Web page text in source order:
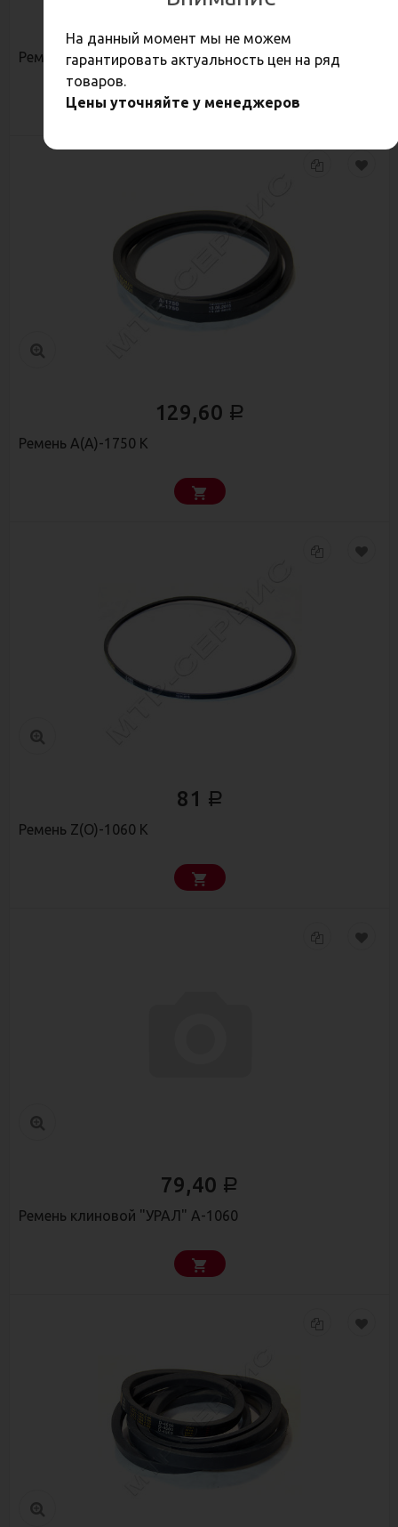
Ремень А(А)-1080 К
129,60 Р
Ремень А(А)-1750 К
81 Р
Ремень Z(О)-1060 К
79,40 Р
Ремень клиновой "УРАЛ" А-1060
На данный момент мы не можем
гарантировать актуальность цен на ряд
товаров.
Цены уточняйте у менеджеров